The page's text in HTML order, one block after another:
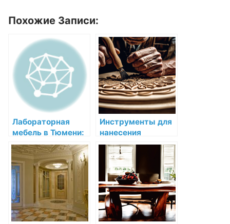
Похожие Записи:
Лабораторная
мебель в Тюмени:
практичность,
надежность и
эстетика от
производителя
ТорнадоЛаб
Инструменты для
нанесения
декоративных
узоров на мебель